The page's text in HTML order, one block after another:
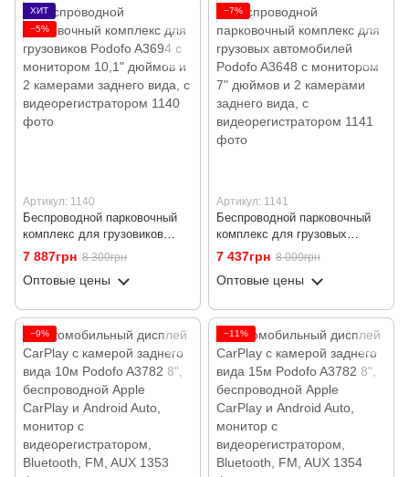
Wi-Fi
ХИТ
−5%
Артикул: 1140
Беспроводной парковочный
комплекс для грузовиков
Podofo A3694 с монитором
10,1" дюймов и 2 камерами
заднего вида, с
7 887грн 8 300грн
Оптовые цены
−7%
Артикул: 1141
Беспроводной парковочный
комплекс для грузовых
автомобилей Podofo A3648 с
монитором 7" дюймов и 2
камерами заднего вида, с
7 437грн 8 000грн
Оптовые цены
−9% −11%